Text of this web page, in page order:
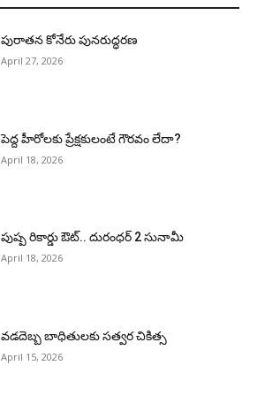
పురాత‌న కోనేరు పున‌రుద్ధ‌ర‌ణ
April 27, 2026
పెద్ద హీరోల‌కు ప్రేక్ష‌కులంటే గౌర‌వం లేదా?
April 18, 2026
పుష్ప రికార్డు ఔట్‌.. దురంధ‌ర్ 2 సునామీ
April 18, 2026
వడదెబ్బ బాధితులకు సత్వర చికిత్స
April 15, 2026